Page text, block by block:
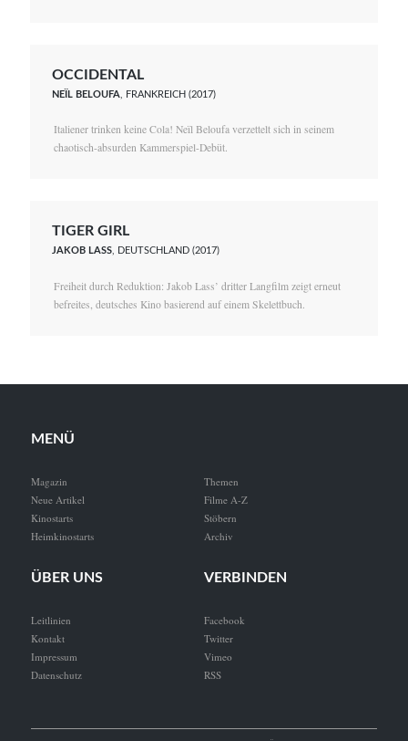
OCCIDENTAL
NEÏL BELOUFA , FRANKREICH (2017)
Italiener trinken keine Cola! Neïl Beloufa verzettelt sich in seinem
chaotisch-absurden Kammerspiel-Debüt.
TIGER GIRL
JAKOB LASS, DEUTSCHLAND (2017)
Freiheit durch Reduktion: Jakob Lass’ dritter Langfilm zeigt erneut
befreites, deutsches Kino basierend auf einem Skelettbuch.
MENÜ
Magazin
Neue Artikel
Kinostarts
Heimkinostarts
Themen
Filme A-Z
Stöbern
Archiv
ÜBER UNS
Leitlinien
Kontakt
Impressum
Datenschutz
VERBINDEN
Facebook
Twitter
Vimeo
RSS